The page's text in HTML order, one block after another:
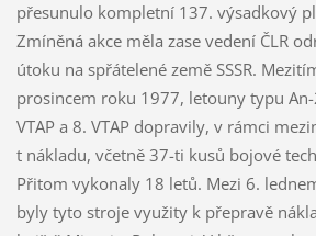
přesunulo kompletní 137. výsadkový
Zmíněná akce měla zase vedení ČLR
útoku na spřátelené země SSSR.
prosincem roku 1977, letouny typu
VTAP a 8. VTAP dopravily, v rámci
t nákladu, včetně 37-ti kusů bojové
Přitom vykonaly 18 letů. Mezi 6.
byly tyto stroje využity k přepravě